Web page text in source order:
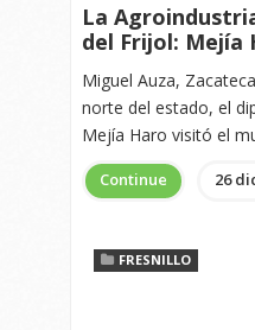
La
del Frijol: Mejía
Miguel Auza,
norte del estado, el
Mejía Haro visitó el
Continue 26
FRESNILLO